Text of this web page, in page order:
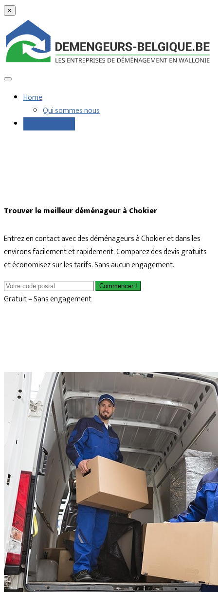
×
Home
Qui sommes nous
Trouver le meilleur déménageur à Chokier
Entrez en contact avec des déménageurs à Chokier et dans les
environs facilement et rapidement. Comparez des devis gratuits
et économisez sur les tarifs. Sans aucun engagement.
Commencer !
Gratuit – Sans engagement